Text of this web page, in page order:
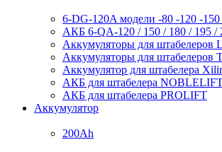
6-DG-120A модели -80 -120 -
АКБ 6-QA-120 / 150 / 180 / 195 /
Аккумуляторы для штабелеров
Аккумуляторы для штабелеров
Аккумулятор для штабелера
АКБ для штабелера
АКБ для штабелера PROLIFT
Аккумулятор
200Ah